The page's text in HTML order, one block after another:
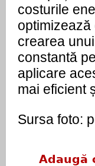
costurile
crearea
constantă
aplicare
mai eficient
Sursa foto:
Adaugă